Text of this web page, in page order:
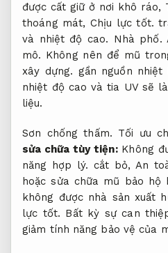
được cất giữ ở nơi khô ráo,
thoáng mát, Chịu lực tốt.
và nhiệt độ cao. Nhà phố.
mô. Không nên để mũ
xây dựng. gần nguồn
nhiệt độ cao và tia UV sẽ
liệu.
Sơn chống thấm. Tối ưu
sửa chữa tùy tiện:Không
năng hợp lý. cắt bỏ,An
hoặc sửa chữa mũ bảo hộ
không được nhà sản xuất
lực tốt. Bất kỳ sự can
giảm tính năng bảo vệ của